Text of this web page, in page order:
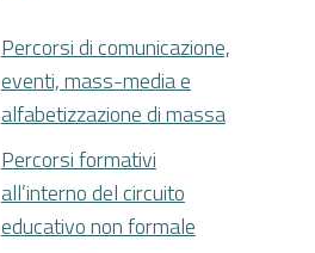
Percorsi di comunicazione,
eventi, mass-media e
alfabetizzazione di massa
Percorsi formativi
all’interno del circuito
educativo non formale